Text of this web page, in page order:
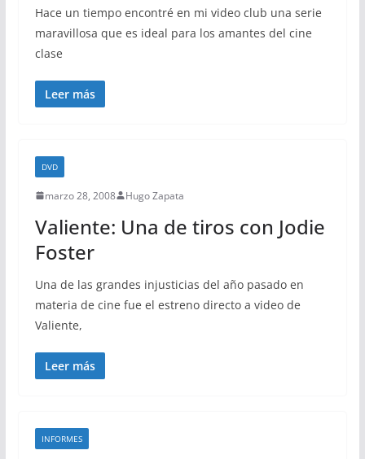
Hace un tiempo encontré en mi video club una serie
maravillosa que es ideal para los amantes del cine
clase
Leer más
DVD
marzo 28, 2008 Hugo Zapata
Valiente: Una de tiros con Jodie
Foster
Una de las grandes injusticias del año pasado en
materia de cine fue el estreno directo a video de
Valiente,
Leer más
INFORMES